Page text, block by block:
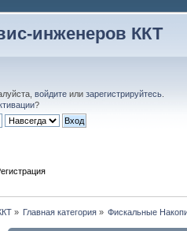
инженеров ККТ
войдитеили зарегистрируйтесь.
?
» Главная категория » Фискальные